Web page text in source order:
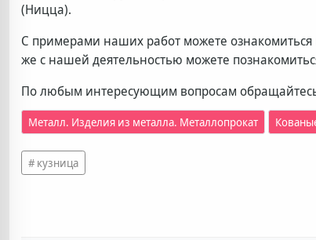
(Ницца).
С примерами наших работ можете
же с нашей деятельностью можете
По любым интересующим вопросам
Металл. Изделия из металла. Металлопрокат
кузница